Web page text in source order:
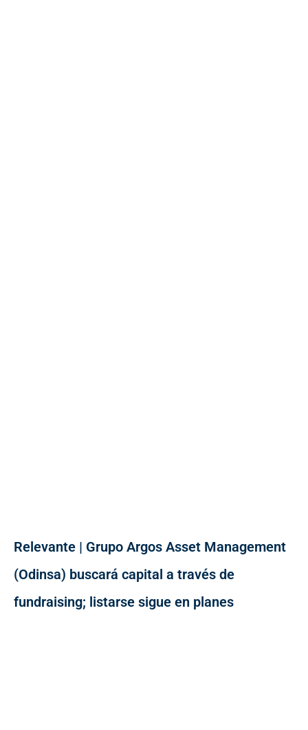
Relevante | Grupo Argos Asset Management
(Odinsa) buscará capital a través de
fundraising; listarse sigue en planes